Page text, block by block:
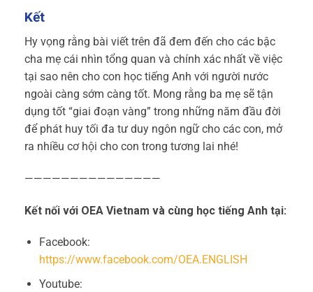
Kết
Hy vọng rằng bài viết trên đã đem đến cho các bậc
cha mẹ cái nhìn tổng quan và chính xác nhất về việc
tại sao nên cho con học tiếng Anh với người nước
ngoài càng sớm càng tốt. Mong rằng ba mẹ sẽ tận
dụng tốt “giai đoạn vàng” trong những năm đầu đời
để phát huy tối đa tư duy ngôn ngữ cho các con, mở
ra nhiều cơ hội cho con trong tương lai nhé!
———————————————
Kết nối với OEA Vietnam và cùng học tiếng Anh tại:
Facebook:
https://www.facebook.com/OEA.ENGLISH
Youtube: